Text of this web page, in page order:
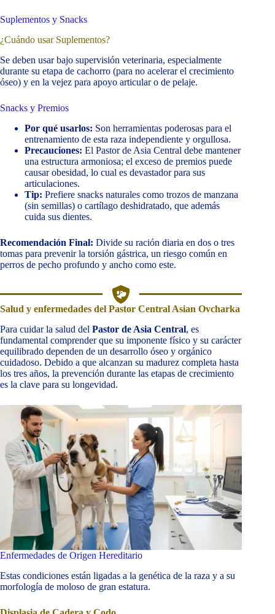
Suplementos y Snacks
¿Cuándo usar Suplementos?
Se deben usar bajo supervisión veterinaria, especialmente
durante su etapa de cachorro (para no acelerar el crecimiento
óseo) y en la vejez para apoyo articular o de pelaje.
Snacks y Premios
Por qué usarlos: Son herramientas poderosas para el
entrenamiento de esta raza independiente y orgullosa.
Precauciones: El Pastor de Asia Central debe mantener
una estructura armoniosa; el exceso de premios puede
causar obesidad, lo cual es devastador para sus
articulaciones.
Tip: Prefiere snacks naturales como trozos de manzana
(sin semillas) o cartílago deshidratado, que además
cuida sus dientes.
Recomendación Final: Divide su ración diaria en dos o tres
tomas para prevenir la torsión gástrica, un riesgo común en
perros de pecho profundo y ancho como este.
Salud y enfermedades del Pastor Central Asian Ovcharka
Para cuidar la salud del Pastor de Asia Central, es
fundamental comprender que su imponente físico y su carácter
equilibrado dependen de un desarrollo óseo y orgánico
cuidadoso. Debido a que alcanzan su madurez completa hasta
los tres años, la prevención durante las etapas de crecimiento
es la clave para su longevidad.
Enfermedades de Origen Hereditario
Estas condiciones están ligadas a la genética de la raza y a su
morfología de moloso de gran estatura.